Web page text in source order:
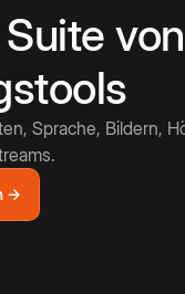
Sprache, Bildern,
→